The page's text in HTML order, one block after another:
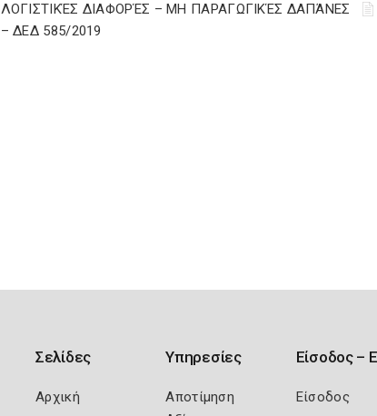
ΛΟΓΙΣΤΙΚΈΣ ΔΙΑΦΟΡΈΣ – ΜΗ ΠΑΡΑΓΩΓΙΚΈΣ ΔΑΠΆΝΕΣ
– ΔΕΔ 585/2019
Σελίδες
Αρχική
Υπηρεσίες
Αποτίμηση
Είσοδος –
Είσοδος